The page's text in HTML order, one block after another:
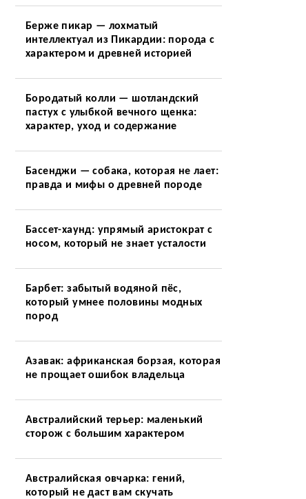
Берже пикар — лохматый
интеллектуал из Пикардии: порода с
характером и древней историей
Бородатый колли — шотландский
пастух с улыбкой вечного щенка:
характер, уход и содержание
Басенджи — собака, которая не лает:
правда и мифы о древней породе
Бассет-хаунд: упрямый аристократ с
носом, который не знает усталости
Барбет: забытый водяной пёс,
который умнее половины модных
пород
Азавак: африканская борзая, которая
не прощает ошибок владельца
Австралийский терьер: маленький
сторож с большим характером
Австралийская овчарка: гений,
который не даст вам скучать